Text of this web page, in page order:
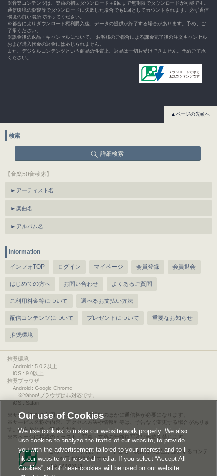
※音楽コンテンツは、楽曲の初回ダウンロード＋9回まで無期限でダウンロードが可能です。
通信環境の影響等でダウンロードに失敗した場合でも1回としてカウントされます。必ず通信
環境の良い場所で行ってください。
※都合によりダウンロード権利購入後、データの提供が終了する場合があります。予め、ご
了承ください。
※課金後の返品・キャンセルについて、 お客様のご都合による課金完了後の注文キャンセル
および購入代金の返金には応じられません。
また、デジタルコンテンツという商品の性質上、返品は一切お受けできません。予めご了承
ください。
▲ページの先頭へ
検索
詳細検索
【音楽50音検索】
アーティスト名
楽曲名
アルバム名
information
インフォTOP ログイン マイページ 会員登録 会員退会
はじめての方へ お問い合わせ よくあるご質問
ご利用料金等について 選べるお支払い方法
配信コンテンツについて プレゼントについて 重要なお知らせ
推奨環境
推奨環境
Android : 5.0.2以上
iOS : 9.0以上
推奨ブラウザ
Android : Google Chrome
※Yahoo!ブラウザは非対応です。
iOS : Safari
サービスをご利用されるには、情報料のほかに通信料が必要になります。
サービス名称や内容、アクセス方法や情報料等は、予告なく変更する場合がありま
す。あらかじめご了承ください。
本ページに掲載のイラスト・写真・文章の無断複写及び転載を禁じます。
このエルマークは、レコード会社・映像製作会社が提供するコンテ
ンツを示す登録商標です。
RIAJ00013011
Our use of Cookies
We use cookies to make our website work properly. We also
use cookies to analyze the traffic of our website, to provide
you with the advertisement tailored to your interest, and to li
nk our website to the social media. If you select “Accept All
Cookies”, all of these cookies will be used on our website.